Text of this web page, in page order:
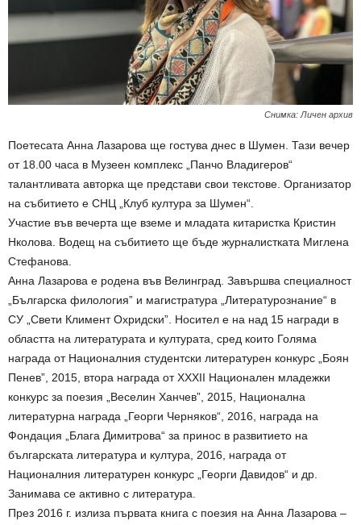
Снимка: Личен архив
Поетесата Анна Лазарова ще гостува днес в Шумен. Тази вечер
от 18.00 часа в Музеен комплекс „Панчо Владигеров“
талантливата авторка ще представи свои текстове. Организатор
на събитието е СНЦ „Клуб култура за Шумен“.
Участие във вечерта ще вземе и младата китаристка Кристин
Нколова. Водещ на събитието ще бъде журналистката Миглена
Стефанова.
Анна Лазарова е родена във Велинград. Завършва специалност
„Българска филология” и магистратура „Литературознание“ в
СУ „Свети Климент Охридски”. Носител е на над 15 награди в
областта на литературата и културата, сред които Голяма
награда от Националния студентски литературен конкурс „Боян
Пенев”, 2015, втора награда от XXXII Национален младежки
конкурс за поезия „Веселин Ханчев”, 2015, Национална
литературна награда „Георги Черняков“, 2016, награда на
Фондация „Блага Димитрова“ за принос в развитието на
българската литература и култура, 2016, награда от
Националния литературен конкурс „Георги Давидов“ и др.
Занимава се активно с литература.
През 2016 г. излиза първата книга с поезия на Анна Лазарова –